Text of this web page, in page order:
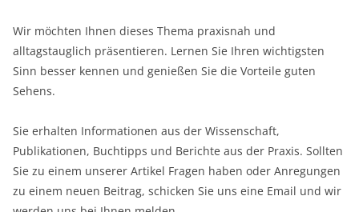
Wir möchten Ihnen dieses Thema praxisnah und
alltagstauglich präsentieren. Lernen Sie Ihren wichtigsten
Sinn besser kennen und genießen Sie die Vorteile guten
Sehens.
Sie erhalten Informationen aus der Wissenschaft,
Publikationen, Buchtipps und Berichte aus der Praxis. Sollten
Sie zu einem unserer Artikel Fragen haben oder Anregungen
zu einem neuen Beitrag, schicken Sie uns eine Email und wir